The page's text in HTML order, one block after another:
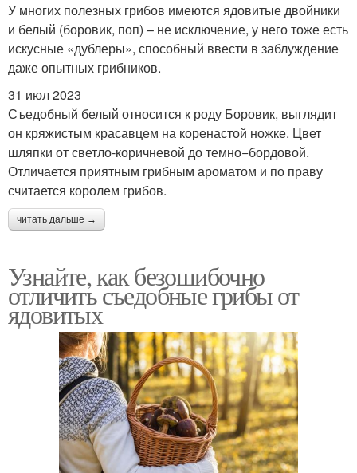
У многих полезных грибов имеются ядовитые двойники
и белый (боровик, поп) – не исключение, у него тоже есть
искусные «дублеры», способный ввести в заблуждение
даже опытных грибников.
31 июл 2023
Съедобный белый относится к роду Боровик, выглядит
он кряжистым красавцем на коренастой ножке. Цвет
шляпки от светло-коричневой до темно−бордовой.
Отличается приятным грибным ароматом и по праву
считается королем грибов.
читать дальше →
Узнайте, как безошибочно
отличить съедобные грибы от
ядовитых